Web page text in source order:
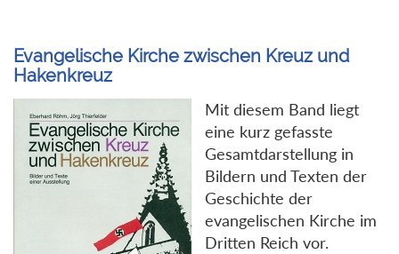
Evangelische Kirche zwischen Kreuz und
Hakenkreuz
Mit diesem Band liegt
eine kurz gefasste
Gesamtdarstellung in
Bildern und Texten der
Geschichte der
evangelischen Kirche im
Dritten Reich vor.